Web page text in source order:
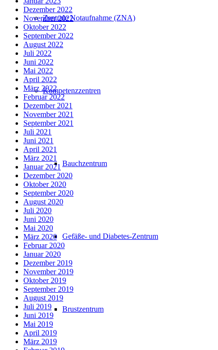
Zentrale Notaufnahme (ZNA)
Kompetenzzentren
Bauchzentrum
Gefäße- und Diabetes-Zentrum
Brustzentrum
Dezember 2022
November 2022
Oktober 2022
September 2022
August 2022
Juli 2022
Juni 2022
Mai 2022
April 2022
März 2022
Februar 2022
Dezember 2021
November 2021
September 2021
Juli 2021
Juni 2021
April 2021
März 2021
Januar 2021
Dezember 2020
Oktober 2020
September 2020
August 2020
Juli 2020
Juni 2020
Mai 2020
März 2020
Februar 2020
Januar 2020
Dezember 2019
November 2019
Oktober 2019
September 2019
August 2019
Juli 2019
Juni 2019
Mai 2019
April 2019
März 2019